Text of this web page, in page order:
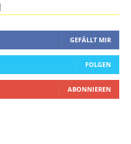
GEFÄLLT MIR
FOLGEN
ABONNIEREN